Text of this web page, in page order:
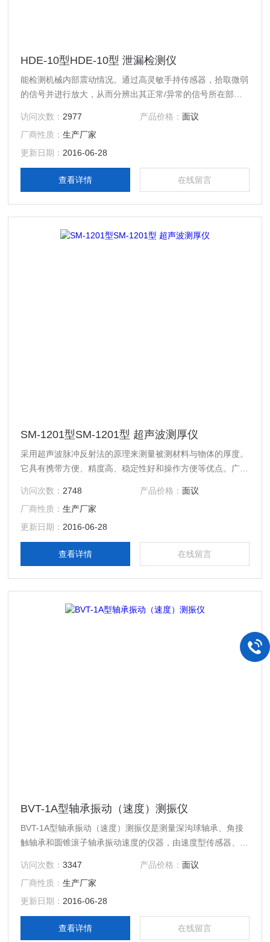
HDE-10型HDE-10型 泄漏检测仪
能检测机械内部震动情况。通过高灵敏手持传感器，拾取微弱
的信号并进行放大，从而分辨出其正常/异常的信号所在部
访问次数： 2977 产品价格： 面议
厂商性质：生产厂家
更新日期： 2016-06-28
查看详情 在线留言
SM-1201型SM-1201型 超声波测厚仪
采用超声波脉冲反射法的原理来测量被测材料与物体的厚度。
它具有携带方便、精度高、稳定性好和操作方便等优点。广泛
等领域。适用于在不损伤和不破坏材料或设备结构的情况下，
测量金属或非金属材料的厚度以及运行设备中的锅炉、管道、
容器、储油罐等静设备，由于腐蚀、锈蚀原因造成管壁厚
薄“变化”的状况。
访问次数： 2748 产品价格： 面议
厂商性质：生产厂家
更新日期： 2016-06-28
查看详情 在线留言
BVT-1A型轴承振动（速度）测振仪
BVT-1A型轴承振动（速度）测振仪是测量深沟球轴承、角接
触轴承和圆锥滚子轴承振动速度的仪器，由速度型传感器、驱
部件组成。经机械工业部组织鉴定，适合轴承制造厂用于轴承
振动检测，电机厂和商检部门用于轴承验收，也适合高等院校
和科研机构用于轴承振动分析。
访问次数：3347 产品价格： 面议
厂商性质：生产厂家
更新日期： 2016-06-28
查看详情 在线留言